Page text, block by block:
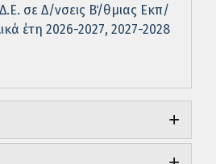
σε Δ/νσεις Β΄/θμιας Εκπ/
έτη 2026-2027, 2027-2028